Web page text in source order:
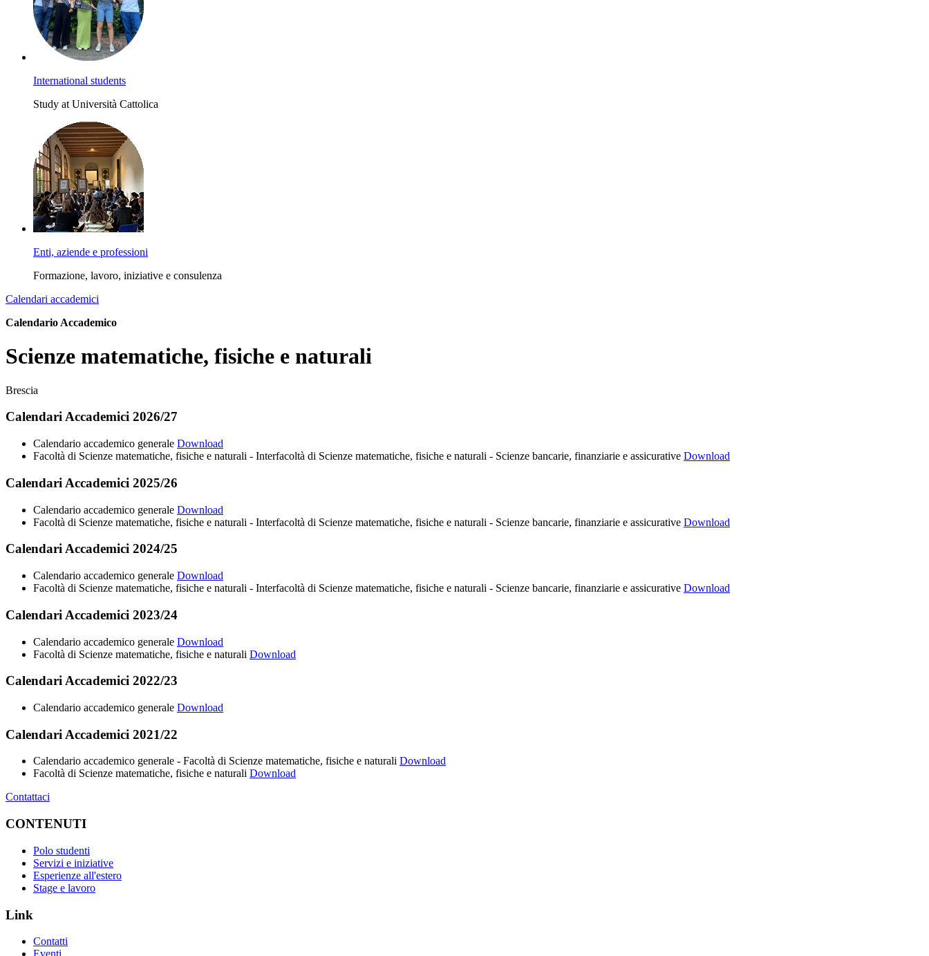
International students
Study at Università Cattolica
Enti, aziende e professioni
Formazione, lavoro, iniziative e consulenza
Calendari accademici
Calendario Accademico
Scienze matematiche, fisiche e naturali
Brescia
Calendari Accademici 2026/27
Calendario accademico generale Download
Facoltà di Scienze matematiche, fisiche e naturali - Interfacoltà di Scienze matematiche, fisiche e naturali - Scienze bancarie, finanziarie e assicurative Download
Calendari Accademici 2025/26
Calendario accademico generale Download
Facoltà di Scienze matematiche, fisiche e naturali - Interfacoltà di Scienze matematiche, fisiche e naturali - Scienze bancarie, finanziarie e assicurative Download
Calendari Accademici 2024/25
Calendario accademico generale Download
Facoltà di Scienze matematiche, fisiche e naturali - Interfacoltà di Scienze matematiche, fisiche e naturali - Scienze bancarie, finanziarie e assicurative Download
Calendari Accademici 2023/24
Calendario accademico generale Download
Facoltà di Scienze matematiche, fisiche e naturali Download
Calendari Accademici 2022/23
Calendario accademico generale Download
Calendari Accademici 2021/22
Calendario accademico generale - Facoltà di Scienze matematiche, fisiche e naturali Download
Facoltà di Scienze matematiche, fisiche e naturali Download
Contattaci
CONTENUTI
Polo studenti
Servizi e iniziative
Esperienze all'estero
Stage e lavoro
Link
Contatti